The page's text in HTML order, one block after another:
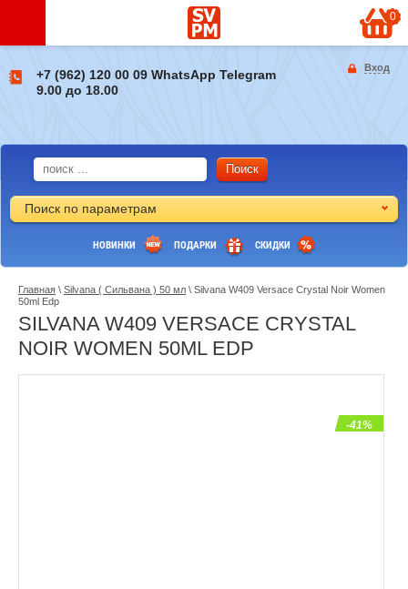
Вход
0
+7 (962) 120 00 09 WhatsApp Telegram
9.00 до 18.00
Поиск по параметрам
НОВИНКИ ПОДАРКИ СКИДКИ
Главная \ Silvana ( Сильвана ) 50 мл \ Silvana W409 Versace Crystal Noir Women
50ml Edp
SILVANA W409 VERSACE CRYSTAL
NOIR WOMEN 50ML EDP
-41%